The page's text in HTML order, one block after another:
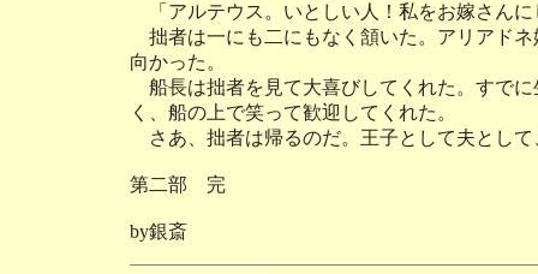
「アルテウス。いとしい人！私をお嫁さんに
拙者は一にも二にもなく頷いた。アリアド
向かった。
船長は拙者を見て大喜びしてくれた。すで
く、船の上で笑って歓迎してくれた。
さあ、拙者は帰るのだ。王子として夫として
第二部 完
by銀斎